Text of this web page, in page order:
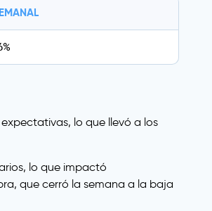
lo que llevó a los
lo que impactó
que cerró la semana a la baja